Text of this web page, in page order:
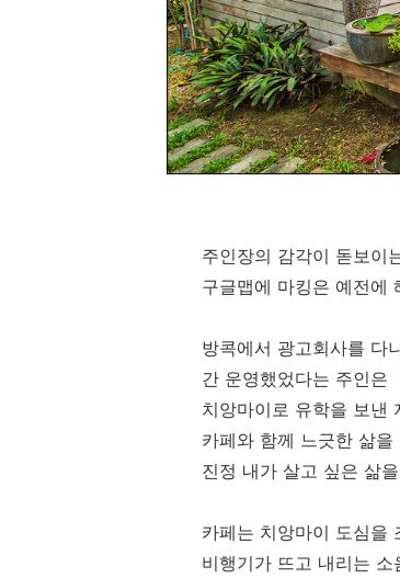
주인장의 감각이 돋보이
구글맵에 마킹은 예전에
방콕에서 광고회사를 다
간 운영했었다는 주인은
치앙마이로 유학을 보낸
카페와 함께 느긋한 삶
진정 내가 살고 싶은 삶
카페는 치앙마이 도심을
비행기가 뜨고 내리는